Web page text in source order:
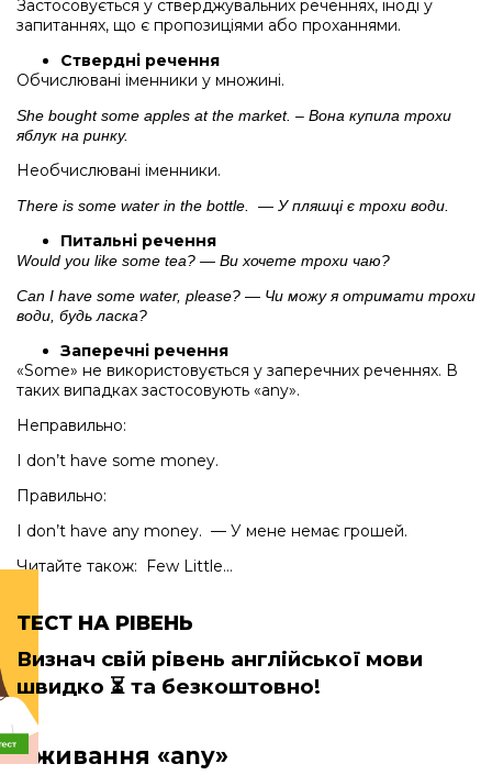
Застосовується у стверджувальних реченнях, іноді у
запитаннях, що є пропозиціями або проханнями.
Ствердні речення
Обчислювані іменники у множині.
She bought some apples at the market. – Вона купила трохи
яблук на ринку.
Необчислювані іменники.
There is some water in the bottle. — У пляшці є трохи води.
Питальні речення
Would you like some tea? — Ви хочете трохи чаю?
Can I have some water, please? — Чи можу я отримати трохи
води, будь ласка?
Заперечні речення
«Some» не використовується у заперечних реченнях. В
таких випадках застосовують «any».
Неправильно:
I don’t have some money.
Правильно:
I don’t have any money. — У мене немає грошей.
Читайте також: Few Little…
ТЕСТ НА РІВЕНЬ
Визнач свій рівень англійської мови
швидко ⏳ та безкоштовно!
Вживання «any»